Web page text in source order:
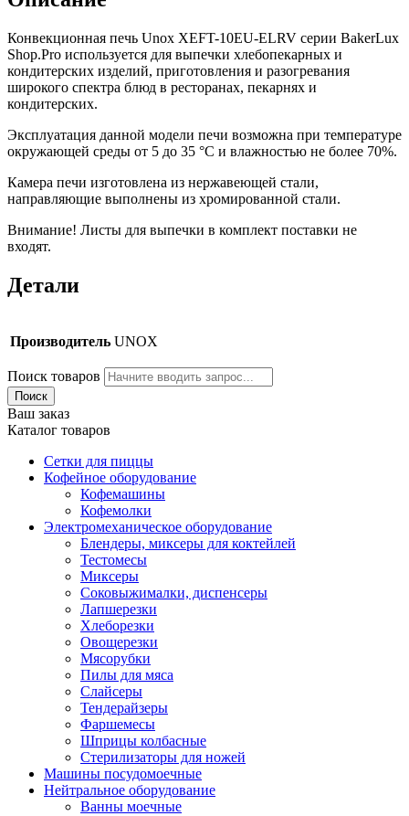
Конвекционная печь Unox XEFT-10EU-ELRV серии BakerLux
Shop.Pro используется для выпечки хлебопекарных и
кондитерских изделий, приготовления и разогревания
широкого спектра блюд в ресторанах, пекарнях и
кондитерских.
Эксплуатация данной модели печи возможна при температуре
окружающей среды от 5 до 35 °C и влажностью не более 70%.
Камера печи изготовлена из нержавеющей стали,
направляющие выполнены из хромированной стали.
Внимание! Листы для выпечки в комплект поставки не
входят.
Детали
Производитель UNOX
Поиск товаров
Поиск
Ваш заказ
Каталог товаров
Сетки для пиццы
Кофейное оборудование
Кофемашины
Кофемолки
Электромеханическое оборудование
Блендеры, миксеры для коктейлей
Тестомесы
Миксеры
Соковыжималки, диспенсеры
Лапшерезки
Хлеборезки
Овощерезки
Мясорубки
Пилы для мяса
Слайсеры
Тендерайзеры
Фаршемесы
Шприцы колбасные
Стерилизаторы для ножей
Машины посудомоечные
Нейтральное оборудование
Ванны моечные